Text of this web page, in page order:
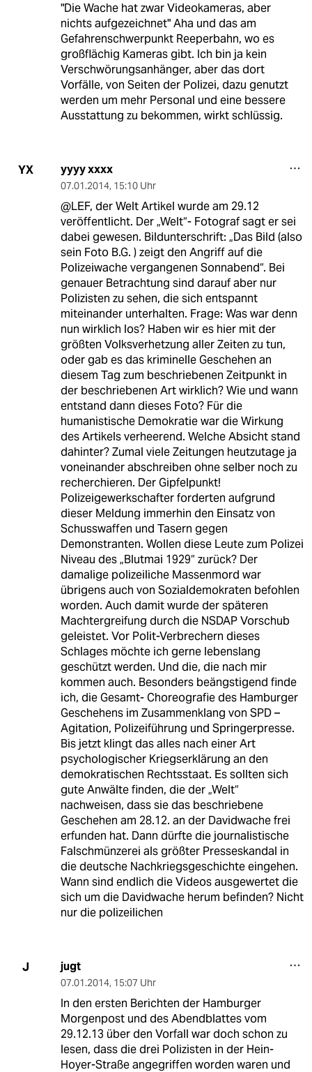
"Die Wache hat zwar Videokameras, aber
nichts aufgezeichnet" Aha und das am
Gefahrenschwerpunkt Reeperbahn, wo es
großflächig Kameras gibt. Ich bin ja kein
Verschwörungsanhänger, aber das dort
Vorfälle, von Seiten der Polizei, dazu genutzt
werden um mehr Personal und eine bessere
Ausstattung zu bekommen, wirkt schlüssig.
YX yyyy xxxx
07.01.2014, 15:10 Uhr
@LEF, der Welt Artikel wurde am 29.12
veröffentlicht. Der „Welt“- Fotograf sagt er sei
dabei gewesen. Bildunterschrift: „Das Bild (also
sein Foto B.G. ) zeigt den Angriff auf die
Polizeiwache vergangenen Sonnabend“. Bei
genauer Betrachtung sind darauf aber nur
Polizisten zu sehen, die sich entspannt
miteinander unterhalten. Frage: Was war denn
nun wirklich los? Haben wir es hier mit der
größten Volksverhetzung aller Zeiten zu tun,
oder gab es das kriminelle Geschehen an
diesem Tag zum beschriebenen Zeitpunkt in
der beschriebenen Art wirklich? Wie und wann
entstand dann dieses Foto? Für die
humanistische Demokratie war die Wirkung
des Artikels verheerend. Welche Absicht stand
dahinter? Zumal viele Zeitungen heutzutage ja
voneinander abschreiben ohne selber noch zu
recherchieren. Der Gipfelpunkt!
Polizeigewerkschafter forderten aufgrund
dieser Meldung immerhin den Einsatz von
Schusswaffen und Tasern gegen
Demonstranten. Wollen diese Leute zum Polizei
Niveau des „Blutmai 1929“ zurück? Der
damalige polizeiliche Massenmord war
übrigens auch von Sozialdemokraten befohlen
worden. Auch damit wurde der späteren
Machtergreifung durch die NSDAP Vorschub
geleistet. Vor Polit-Verbrechern dieses
Schlages möchte ich gerne lebenslang
geschützt werden. Und die, die nach mir
kommen auch. Besonders beängstigend finde
ich, die Gesamt- Choreografie des Hamburger
Geschehens im Zusammenklang von SPD –
Agitation, Polizeiführung und Springerpresse.
Bis jetzt klingt das alles nach einer Art
psychologischer Kriegserklärung an den
demokratischen Rechtsstaat. Es sollten sich
gute Anwälte finden, die der „Welt“
nachweisen, dass sie das beschriebene
Geschehen am 28.12. an der Davidwache frei
erfunden hat. Dann dürfte die journalistische
Falschmünzerei als größter Presseskandal in
die deutsche Nachkriegsgeschichte eingehen.
Wann sind endlich die Videos ausgewertet die
sich um die Davidwache herum befinden? Nicht
nur die polizeilichen
J jugt
07.01.2014, 15:07 Uhr
In den ersten Berichten der Hamburger
Morgenpost und des Abendblattes vom
29.12.13 über den Vorfall war doch schon zu
lesen, dass die drei Polizisten in der Hein-
Hoyer-Straße angegriffen worden waren und